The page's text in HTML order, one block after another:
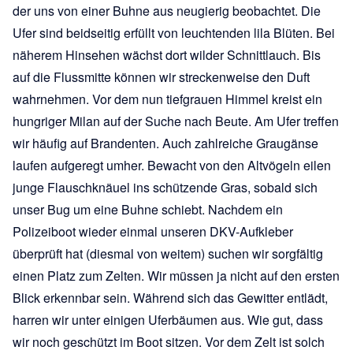
der uns von einer Buhne aus neugierig beobachtet. Die
Ufer sind beidseitig erfüllt von leuchtenden lila Blüten. Bei
näherem Hinsehen wächst dort wilder Schnittlauch. Bis
auf die Flussmitte können wir streckenweise den Duft
wahrnehmen. Vor dem nun tiefgrauen Himmel kreist ein
hungriger Milan auf der Suche nach Beute. Am Ufer treffen
wir häufig auf Brandenten. Auch zahlreiche Graugänse
laufen aufgeregt umher. Bewacht von den Altvögeln eilen
junge Flauschknäuel ins schützende Gras, sobald sich
unser Bug um eine Buhne schiebt. Nachdem ein
Polizeiboot wieder einmal unseren DKV-Aufkleber
überprüft hat (diesmal von weitem) suchen wir sorgfältig
einen Platz zum Zelten. Wir müssen ja nicht auf den ersten
Blick erkennbar sein. Während sich das Gewitter entlädt,
harren wir unter einigen Uferbäumen aus. Wie gut, dass
wir noch geschützt im Boot sitzen. Vor dem Zelt ist solch